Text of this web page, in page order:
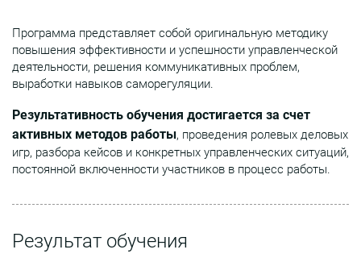
Программа представляет собой оригинальную методику
повышения эффективности и успешности управленческой
деятельности, решения коммуникативных проблем,
выработки навыков саморегуляции.
Результативность обучения достигается за счет
активных методов работы, проведения ролевых деловых
игр, разбора кейсов и конкретных управленческих ситуаций,
постоянной включенности участников в процесс работы.
Результат обучения